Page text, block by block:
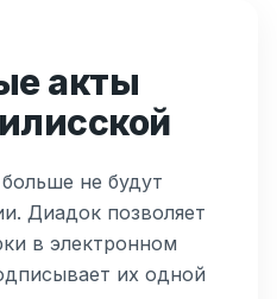
акты
не будут
Диадок позволяет
в электронном
их одной